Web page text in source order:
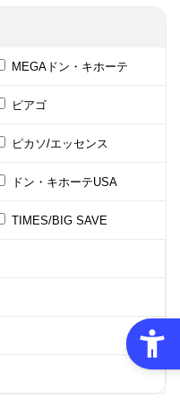
MEGAドン・キホーテ
ピアゴ
ピカソ/エッセンス
ドン・キホーテUSA
TIMES/BIG SAVE